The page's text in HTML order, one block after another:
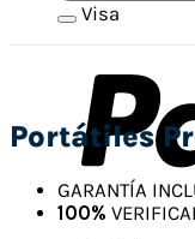
Visa
Portátiles
GARANTÍA
100%